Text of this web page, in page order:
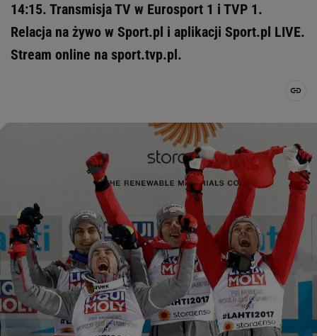
14:15. Transmisja TV w Eurosport 1 i TVP 1.
Relacja na żywo w Sport.pl i aplikacji Sport.pl LIVE.
Stream online na sport.tvp.pl.